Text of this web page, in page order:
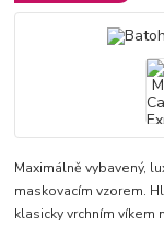
Maximálně vybavený,
maskovacím vzorem.
klasicky vrchním